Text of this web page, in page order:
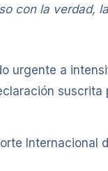
con la verdad,
urgente a
suscrita
Internacional